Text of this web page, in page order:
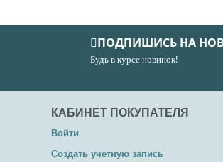
ПОДПИШИСЬ НА
Будь в курсе новинок!
КАБИНЕТ ПОКУПАТЕЛЯ
Войти
Создать учетную запись